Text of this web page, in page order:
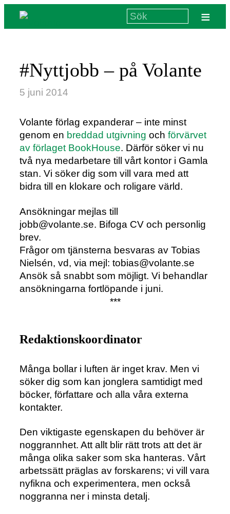
≡
#Nyttjobb – på Volante
5 juni 2014
Volante förlag expanderar – inte minst
genom en breddad utgivning och förvärvet
av förlaget BookHouse. Därför söker vi nu
två nya medarbetare till vårt kontor i Gamla
stan. Vi söker dig som vill vara med att
bidra till en klokare och roligare värld.
Ansökningar mejlas till
jobb@volante.se. Bifoga CV och personlig
brev.
Frågor om tjänsterna besvaras av Tobias
Nielsén, vd, via mejl: tobias@volante.se
Ansök så snabbt som möjligt. Vi behandlar
ansökningarna fortlöpande i juni.
***
Redaktionskoordinator
Många bollar i luften är inget krav. Men vi
söker dig som kan jonglera samtidigt med
böcker, författare och alla våra externa
kontakter.
Den viktigaste egenskapen du behöver är
noggrannhet. Att allt blir rätt trots att det är
många olika saker som ska hanteras. Vårt
arbetssätt präglas av forskarens; vi vill vara
nyfikna och experimentera, men också
noggranna ner i minsta detalj.